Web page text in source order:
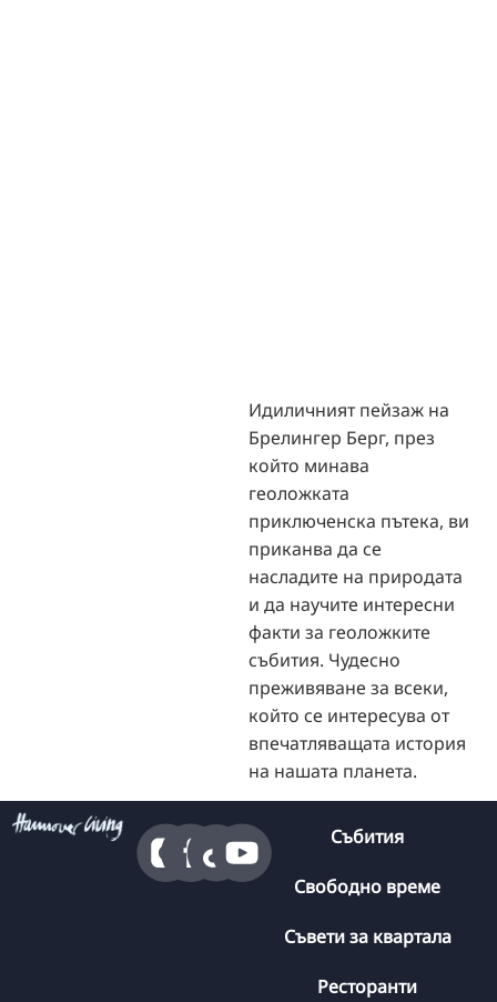
Идиличният пейзаж на
Брелингер Берг, през
който минава
геоложката
приключенска пътека, ви
приканва да се
насладите на природата
и да научите интересни
факти за геоложките
събития. Чудесно
преживяване за всеки,
който се интересува от
впечатляващата история
на нашата планета.
Събития
Свободно време
Съвети за квартала
Ресторанти